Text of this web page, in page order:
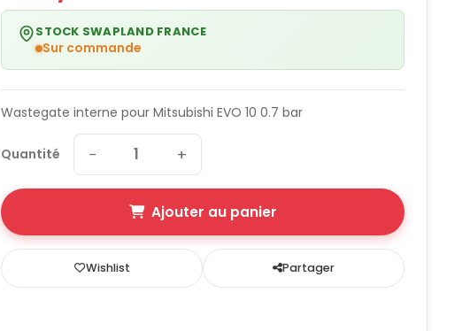
STOCK SWAPLAND FRANCE
Sur commande
Wastegate interne pour Mitsubishi EVO 10 0.7 bar
Quantité − +
Ajouter au panier
Wishlist Partager